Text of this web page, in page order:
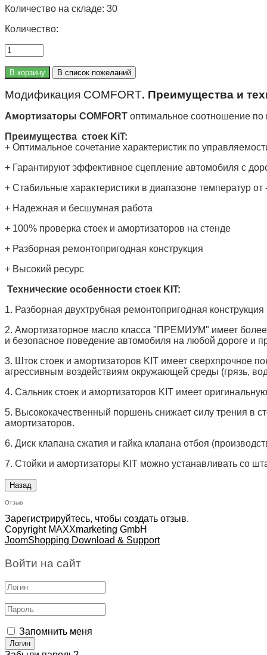
Количество на складе: 30
Количество:
Модификация COMFORT. Преимущества и
Амортизаторы COMFORT оптимальное соотношение по
Преимущества стоек KiT:
+ Оптимальное сочетание характеристик по
+ Гарантируют эффективное сцепление автомобиля с
+ Стабильные характеристики в диапазоне температур
+ Надежная и бесшумная работа
+ 100% проверка стоек и амортизаторов на стенде
+ Разборная ремонтопригодная конструкция
+ Высокий ресурс
Технические особенности стоек KIT:
1. Разборная двухтрубная ремонтопригодная
2. Амортизаторное масло класса "ПРЕМИУМ" имеет более
и безопасное поведение автомобиля на любой дороге и
3. Шток стоек и амортизаторов KIT имеет сверхпрочное
агрессивным воздействиям окружающей среды (грязь,
4. Сальник стоек и амортизаторов KIT имеет
5. Высококачественный поршень снижает силу трения в
амортизаторов.
6. Диск клапана сжатия и гайка клапана отбоя
7. Стойки и амортизаторы KIT можно устанавливать со
Отзыв
Зарегистрируйтесь, чтобы создать отзыв.
Copyright MAXXmarketing GmbH
JoomShopping Download & Support
Войти на сайт
Запомнить меня